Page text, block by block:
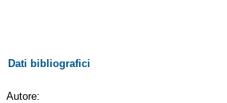
Dati bibliografici
Autore: